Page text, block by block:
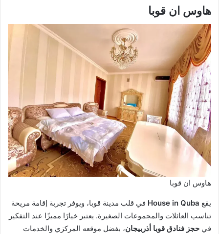
هاوس ان قوبا
هاوس ان قوبا
يقع House in Quba في قلب مدينة قوبا، ويوفر تجربة إقامة مريحة
تناسب العائلات والمجموعات الصغيرة. يعتبر خيارًا مميزًا عند التفكير
في حجز فنادق قوبا أذربيجان، بفضل موقعه المركزي والخدمات